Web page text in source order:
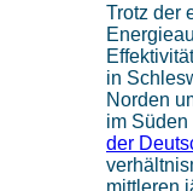
Trotz der
in
Norden
im Süden
der
mittleren